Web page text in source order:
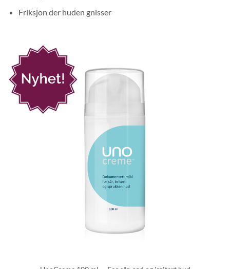
Friksjon der huden gnisser